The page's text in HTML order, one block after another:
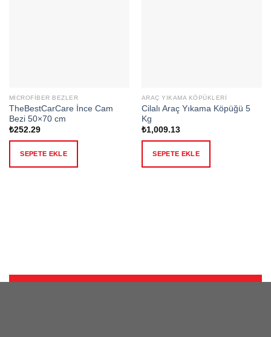
MICROFIBER BEZLER
TheBestCarCare İnce Cam
Bezi 50×70 cm
₺252.29
SEPETE EKLE
ARAÇ YIKAMA KÖPÜKLERI
Cilalı Araç Yıkama Köpüğü 5
Kg
₺1,009.13
SEPETE EKLE